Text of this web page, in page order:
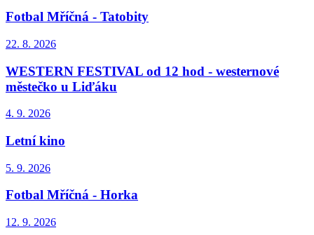
Fotbal Mříčná - Tatobity
22. 8. 2026
WESTERN FESTIVAL od 12 hod - westernové
městečko u Liďáku
4. 9. 2026
Letní kino
5. 9. 2026
Fotbal Mříčná - Horka
12. 9. 2026